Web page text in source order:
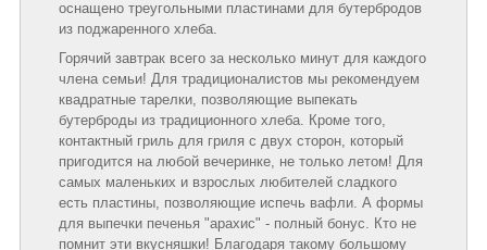
оснащено треугольными пластинами для бутербродов
из поджаренного хлеба.
Горячий завтрак всего за несколько минут для каждого
члена семьи! Для традиционалистов мы рекомендуем
квадратные тарелки, позволяющие выпекать
бутерброды из традиционного хлеба. Кроме того,
контактный гриль для гриля с двух сторон, который
пригодится на любой вечеринке, не только летом! Для
самых маленьких и взрослых любителей сладкого
есть пластины, позволяющие испечь вафли. А формы
для выпечки печенья "арахис" - полный бонус. Кто не
помнит эти вкусняшки! Благодаря такому большому